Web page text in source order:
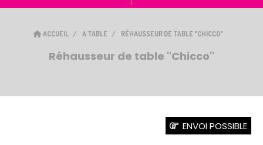
ACCUEIL A TABLE RÉHAUSSEUR DE TABLE "CHICCO"
Réhausseur de table "Chicco"
ENVOI POSSIBLE